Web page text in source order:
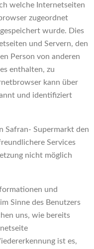
welche Internetseiten
zugeordnet
wurde. Dies
und Servern, den
Person von anderen
enthalten, zu
kann über
und identifiziert
Safran- Supermarkt den
Services
nicht möglich
und
Sinne des Benutzers
uns, wie bereits
ist es,